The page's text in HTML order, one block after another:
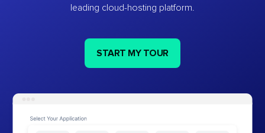
leading cloud-hosting platform.
START MY TOUR